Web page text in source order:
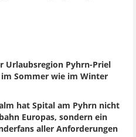
Urlaubsregion Pyhrn-Priel
Sommer wie im Winter
hat Spital am Pyhrn nicht
Europas, sondern ein
aller Anforderungen